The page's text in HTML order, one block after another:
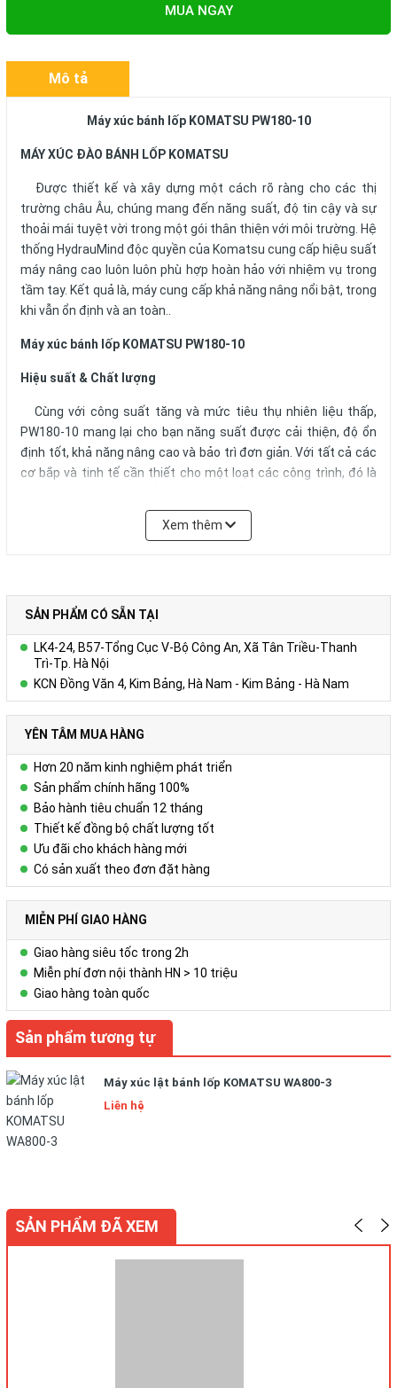
MUA NGAY
Mô tả
Máy xúc bánh lốp KOMATSU PW180-10
MÁY XÚC ĐÀO BÁNH LỐP KOMATSU
Được thiết kế và xây dựng một cách rõ ràng cho các thị
trường châu Âu, chúng mang đến năng suất, độ tin cậy và sự
thoải mái tuyệt vời trong một gói thân thiện với môi trường. Hệ
thống HydrauMind độc quyền của Komatsu cung cấp hiệu suất
máy nâng cao luôn luôn phù hợp hoàn hảo với nhiệm vụ trong
tầm tay. Kết quả là, máy cung cấp khả năng nâng nổi bật, trong
khi vẫn ổn định và an toàn..
Máy xúc bánh lốp KOMATSU PW180-10
Hiệu suất & Chất lượng
Cùng với công suất tăng và mức tiêu thụ nhiên liệu thấp,
PW180-10 mang lại cho bạn năng suất được cải thiện, độ ổn
định tốt, khả năng nâng cao và bảo trì đơn giản. Với tất cả các
cơ bắp và tinh tế cần thiết cho một loạt các công trình, đó là
môi trường làm việc đòi hỏi khắt khe nhất.
+ Chế độ xem nổi bật.
Những lợi ích khi bạn mua hàng tại Công tyAMECH:
- Sản phẩm cónguồn gốc xuất xứ rõ ràngnên bạn dễ dàng
thay thế, nâng cấp linh kiện khi cần thiết;
- Sản phẩm trước khi xuất xưởng luôn được
nghiêm ngặt;
- Sản phẩm đượcbảo hành 12 tháng
tâm khi sử dụng;
- Trang web bán hàng của Công ty AMECH đã đăng ký và
đượckiểm tra bởi Bộ Công Thương
của AMECH tại trang web của Bộ Công Thương ở phía cuối
THÔNG SỐ KĨ THUẬT CHÍNH
Model: PW180-10
+ Dung tích thùng(Bucket Capacity)
+ Độ sâu đào 6,04
+ Trọng lượng vận hành
Xuất xứ
Xem thêm
SẢN PHẨM CÓ SẴN TẠI
LK4-24, B57-Tổng Cục V-Bộ Công An, Xã Tân Triều-Thanh
Trì-Tp. Hà Nội
KCN Đồng Văn 4, Kim Bảng, Hà Nam - Kim Bảng - Hà Nam
YÊN TÂM MUA HÀNG
Hơn 20 năm kinh nghiệm phát triển
Sản phẩm chính hãng 100%
Bảo hành tiêu chuẩn 12 tháng
Thiết kế đồng bộ chất lượng tốt
Ưu đãi cho khách hàng mới
Có sản xuất theo đơn đặt hàng
MIỄN PHÍ GIAO HÀNG
Giao hàng siêu tốc trong 2h
Miễn phí đơn nội thành HN > 10 triệu
Giao hàng toàn quốc
Sản phẩm tương tự
Máy xúc lật bánh lốp KOMATSU WA800-3
Liên hệ
SẢN PHẨM ĐÃ XEM